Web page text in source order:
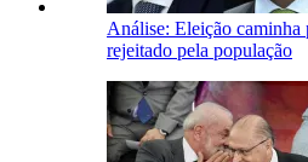
Análise: Eleição caminha
rejeitado pela população